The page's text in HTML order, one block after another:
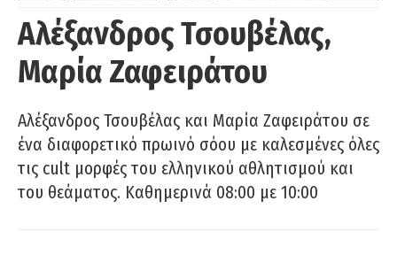
Αλέξανδρος Τσουβέλας,
Μαρία Ζαφειράτου
Αλέξανδρος Τσουβέλας και Μαρία Ζαφειράτου σε
ένα διαφορετικό πρωινό σόου με καλεσμένες όλες
τις cult μορφές του ελληνικού αθλητισμού και
του θεάματος. Καθημερινά 08:00 με 10:00